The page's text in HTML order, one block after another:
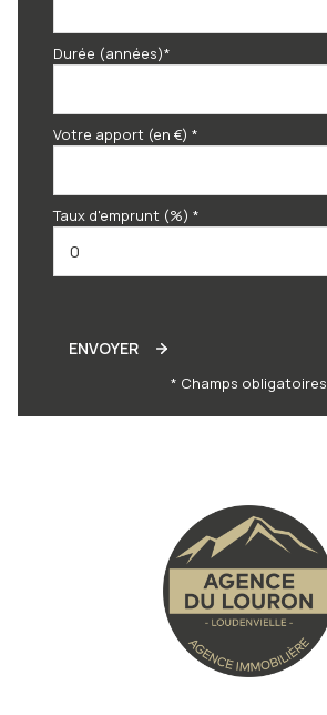
Durée (années)*
Votre apport (en €) *
Taux d'emprunt (%) *
ENVOYER
* Champs obligatoires